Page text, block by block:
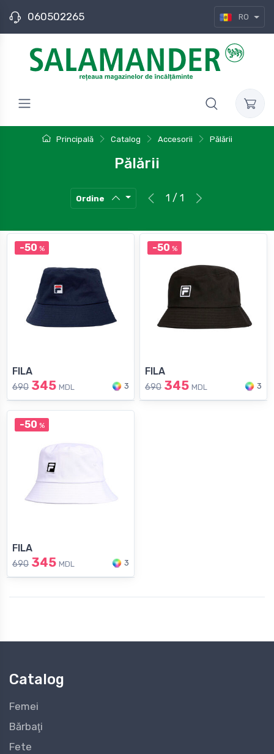
060502265 RO
Principală Catalog Accesorii Pălării
Pălării
Ordine 1 / 1
-50 %
FILA
690 345 MDL 3
-50 %
FILA
690 345 MDL 3
-50 %
FILA
690 345 MDL 3
Catalog
Femei
Bărbaţi
Fete